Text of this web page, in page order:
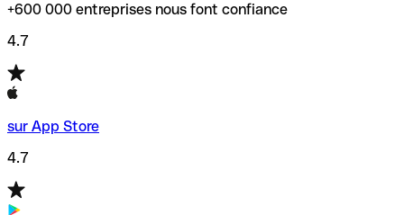
+600 000 entreprises nous font confiance
4.7
sur App Store
4.7